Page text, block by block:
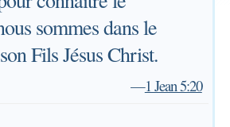
sommes dans le
Fils Jésus Christ.
—1 Jean 5:20